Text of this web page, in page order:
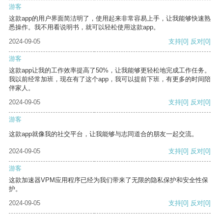
游客
这款app的用户界面简洁明了，使用起来非常容易上手，让我能够快速熟
悉操作。我不用看说明书，就可以轻松使用这款app。
2024-09-05
支持[0] 反对[0]
游客
这款app让我的工作效率提高了50%，让我能够更轻松地完成工作任务。
我以前经常加班，现在有了这个app，我可以提前下班，有更多的时间陪
伴家人。
2024-09-05
支持[0] 反对[0]
游客
这款app就像我的社交平台，让我能够与志同道合的朋友一起交流。
2024-09-05 支持[0] 反对[0]
游客
这款加速器VPM应用程序已经为我们带来了无限的隐私保护和安全性保
护。
2024-09-05
支持[0] 反对[0]